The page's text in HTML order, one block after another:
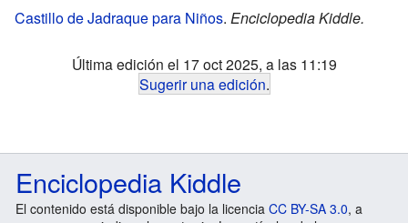
Castillo de Jadraque para Niños. Enciclopedia Kiddle.
Última edición el 17 oct 2025, a las 11:19
Sugerir una edición.
Enciclopedia Kiddle
El contenido está disponible bajo la licencia CC BY-SA 3.0, a